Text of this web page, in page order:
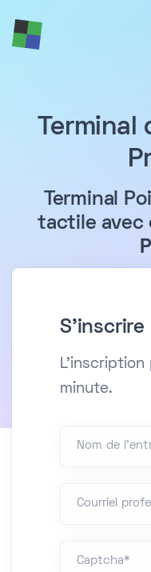
Terminal
Terminal
tactile avec
S'inscrire
L'inscription
minute.
Nom de
Courriel
Captcha*